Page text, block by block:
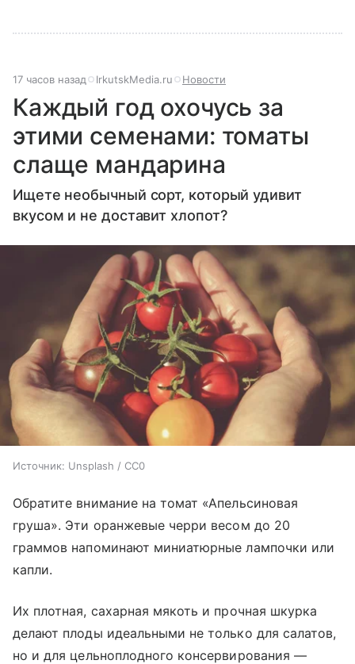
17 часов назад IrkutskMedia.ru Новости
Каждый год охочусь за
этими семенами: томаты
слаще мандарина
Ищете необычный сорт, который удивит
вкусом и не доставит хлопот?
Источник: Unsplash / CC0
Обратите внимание на томат «Апельсиновая
груша». Эти оранжевые черри весом до 20
граммов напоминают миниатюрные лампочки или
капли.
Их плотная, сахарная мякоть и прочная шкурка
делают плоды идеальными не только для салатов,
но и для цельноплодного консервирования —